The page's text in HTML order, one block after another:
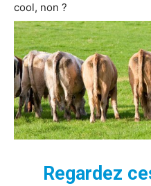
cool, non ?
Regardez